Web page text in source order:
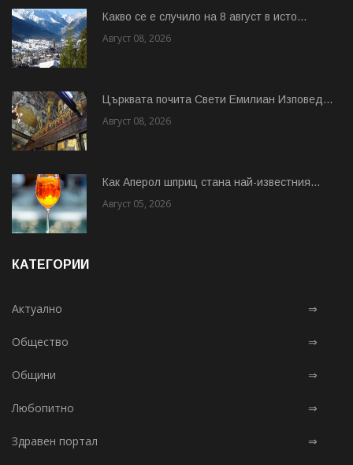
Какво се е случило на 8 август в исто...
Август 08, 2026
Църквата почита Свeти Емилиан Изповед...
Август 08, 2026
Как Аперол шприц стана най-известния...
Август 05, 2026
КАТЕГОРИИ
Актуално ⇒
Общество ⇒
Общини ⇒
Любопитно ⇒
Здравен портал ⇒